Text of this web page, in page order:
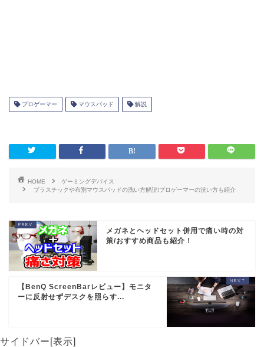
操作感の変化とエイムへの悪影響
プロゲーマー マウスパッド 解説
HOME
ゲーミングデバイス
プラスチックや布別マウスパッドの洗い方解説!プロゲーマーの洗い方も紹介
メガネとヘッドセット併用で痛い時の対
策/おすすめ商品も紹介！
【BenQ ScreenBarレビュー】モニタ
ーに反射せずデスクを照らす...
サイドバー[表示]